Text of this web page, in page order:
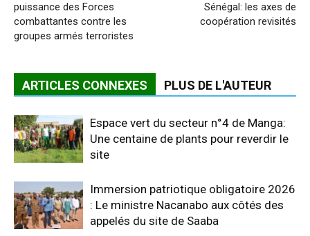
puissance des Forces
combattantes contre les
groupes armés terroristes
Sénégal: les axes de
coopération revisités
ARTICLES CONNEXES PLUS DE L'AUTEUR
Espace vert du secteur n°4 de Manga:
Une centaine de plants pour reverdir le
site
Immersion patriotique obligatoire 2026
: Le ministre Nacanabo aux côtés des
appelés du site de Saaba